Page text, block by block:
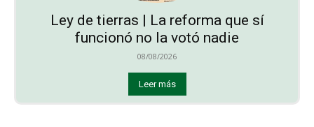
Ley de tierras | La reforma que sí
funcionó no la votó nadie
08/08/2026
Leer más